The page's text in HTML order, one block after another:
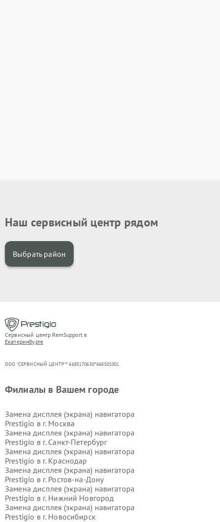
Наш сервисный центр рядом
Выбрать район
Сервисный центр RemSupport в
Екатеринбурге
ООО "СЕРВИСНЫЙ ЦЕНТР"* 6685170650*668501001
Филиалы в Вашем городе
Замена дисплея (экрана) навигатора
Prestigio в г. Москва
Замена дисплея (экрана) навигатора
Prestigio в г. Санкт-Петербург
Замена дисплея (экрана) навигатора
Prestigio в г. Краснодар
Замена дисплея (экрана) навигатора
Prestigio в г. Ростов-на-Дону
Замена дисплея (экрана) навигатора
Prestigio в г. Нижний Новгород
Замена дисплея (экрана) навигатора
Prestigio в г. Новосибирск